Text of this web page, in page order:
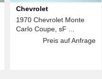
Chevrolet
1970 Chevrolet Monte
Carlo Coupe, sF ...
Preis auf Anfrage